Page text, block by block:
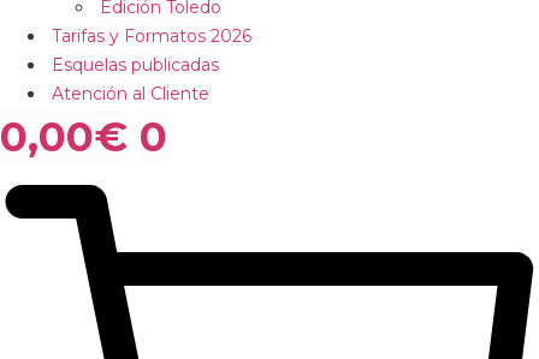
Edición Toledo
Tarifas y Formatos 2026
Esquelas publicadas
Atención al Cliente
0,00€ 0